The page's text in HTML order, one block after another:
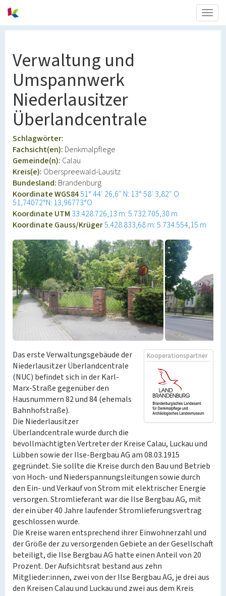
Verwaltung und
Umspannwerk
Niederlausitzer
Überlandcentrale
Schlagwörter:
Fachsicht(en): Denkmalpflege
Gemeinde(n): Calau
Kreis(e): Oberspreewald-Lausitz
Bundesland: Brandenburg
Koordinate WGS8451° 44′ 26,6″ N: 13° 58′ 3,82″ O
51,74072°N: 13,96773°O
Koordinate UTM 33.428.726,13 m: 5.732.705,30 m
Koordinate Gauss/Krüger5.428.833,68 m: 5.734.554,15 m
Kooperationspartner
Das erste Verwaltungsgebäude der
Niederlausitzer Überlandcentrale
(NUC) befindet sich in der Karl-
Marx-Straße gegenüber den
Hausnummern 82 und 84 (ehemals
Bahnhofstraße).
Die Niederlausitzer
Überlandcentrale wurde durch die
bevollmächtigten Vertreter der Kreise Calau, Luckau und
Lübben sowie der Ilse-Bergbau AG am 08.03.1915
gegründet. Sie sollte die Kreise durch den Bau und Betrieb
von Hoch- und Niederspannungsleitungen sowie durch
den Ein- und Verkauf von Strom mit elektrischer Energie
versorgen. Stromlieferant war die Ilse Bergbau AG, mit
der ein über 40 Jahre laufender Stromlieferungsvertrag
geschlossen wurde.
Die Kreise waren entsprechend ihrer Einwohnerzahl und
der Größe der zu versorgenden Gebiete an der Gesellschaft
beteiligt, die Ilse Bergbau AG hatte einen Anteil von 20
Prozent. Der Aufsichtsrat bestand aus zehn
Mitglieder:innen, zwei von der Ilse Bergbau AG, je drei aus
den Kreisen Calau und Luckau und zwei aus dem Kreis